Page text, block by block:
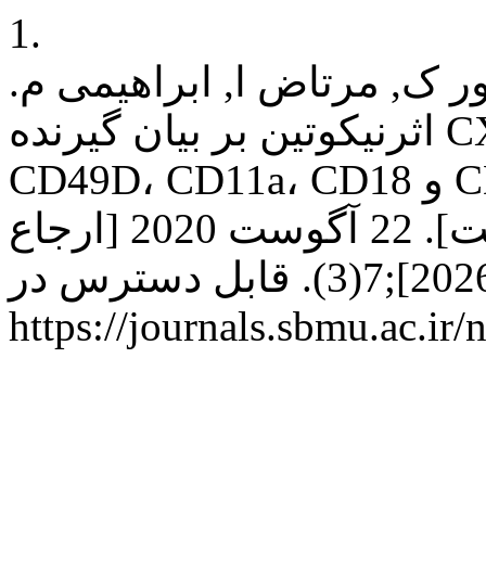
1.
ک, مرتاض ا, ابراهیمی م.
اثرنیکوتین بر بیان گیرنده CXCR4 ومولکول های چسبان
CD49D، CD11a، CD18 و CD62L درسطح سلولهای CD34+
خون بند ناف انسان. نفس [اینترنت]. 22 آگوست 2020 [ارجاع
شده 9 آگوست 2026];7(3). قابل دسترس در:
https://journals.sbmu.ac.ir/